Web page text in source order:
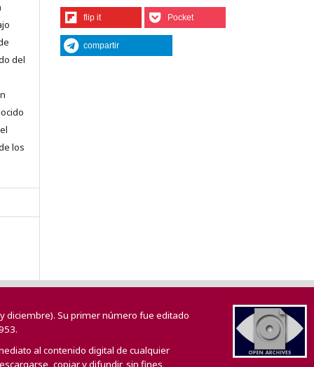
del
los
flip it Pocket
compartir
diciembre). Su primer número fue editado
al contenido digital de cualquier
copiar y difundir, sin fines